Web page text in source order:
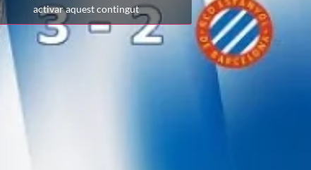
activar aquest contingut